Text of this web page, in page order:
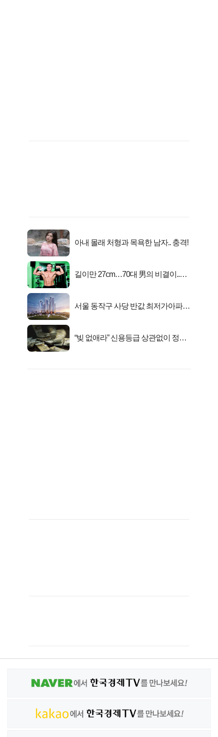
아내 몰래 처형과 목욕한 남자.. 충격!
길이만 27cm…70대 男의 비결이..충
서울 동작구 사당 반값 최저가아파트
“빚 없애라” 신용등급 상관없이 정부